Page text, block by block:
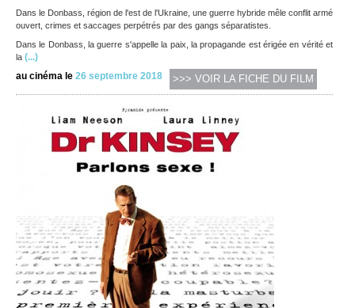
Dans le Donbass, région de l'est de l'Ukraine, une guerre hybride mêle conflit armé
ouvert, crimes et saccages perpétrés par des gangs séparatistes.
Dans le Donbass, la guerre s'appelle la paix, la propagande est érigée en vérité et
la (...)
au cinéma le 26 septembre 2018 >>> VOIR LA FICHE DU FILM